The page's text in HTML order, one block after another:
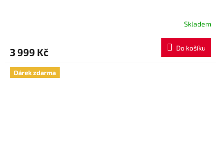
M
A
Skladem
3 999 Kč Do košíku
Dárek zdarma